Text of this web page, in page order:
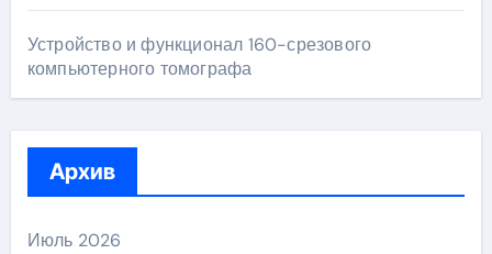
Устройство и функционал 160-срезового
компьютерного томографа
Архив
Июль 2026